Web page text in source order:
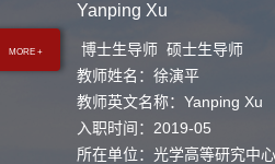
MORE +
Yanping Xu
博士生导师 硕士生导师
教师姓名：徐演平
教师英文名称：Yanping Xu
入职时间：2019-05
所在单位：光学高等研究中心